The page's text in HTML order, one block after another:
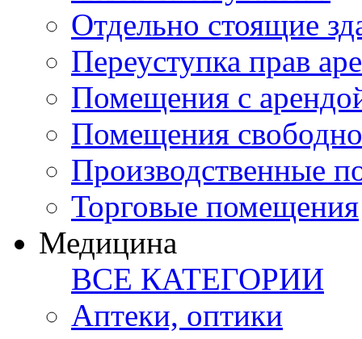
Отдельно стоящие
Переуступка прав
Помещения с
Помещения
Производственные
Торговые помещения
Медицина
ВСЕ КАТЕГОРИИ
Аптеки, оптики